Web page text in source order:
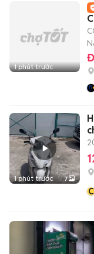
1 phút trước
1 phút trước 7
C